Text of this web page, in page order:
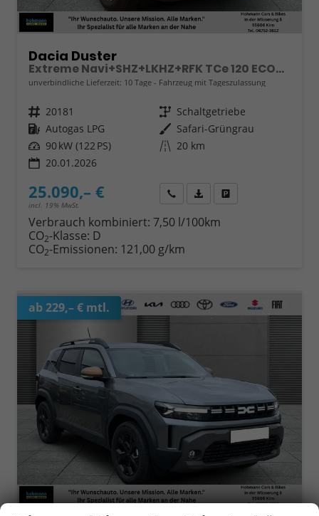
Dacia Duster
Extreme Navi+SHZ+LKHZ+RFK TCe 120 ECO-G
unverbindliche Lieferzeit: 10 Tage Fahrzeug mit Tageszulassung
Fahrzeugnr. 20181 Getriebe Schaltgetriebe
Kraftstoff Autogas LPG Außenfarbe Safari-Grüngrau
Leistung 90 kW (122 PS) Kilometerstand 20 km
20.01.2026
25.090,– €
incl. 19% MwSt.
Wir rufen Sie anFahrzeugexposé (PDF)
Verbrauch kombiniert: 7,50 l/100km
CO2-Klasse: D
CO2-Emissionen: 121,00 g/km
ab 229,– € mtl.